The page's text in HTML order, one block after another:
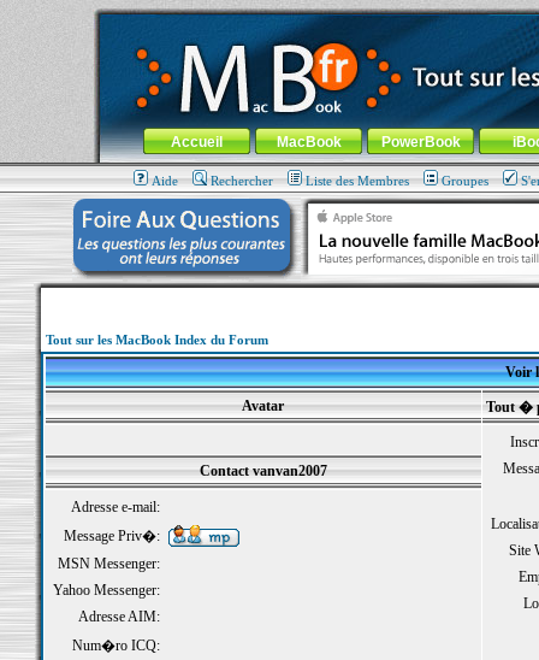
MacBook-fr.com : 100% Apple... 100% nomade !
Aller au contenu-Aller au menu général-Aller au menu de
Menu général
Accueil MacBook PowerBook
Aide Rechercher Liste des Membres Groupes
Tout sur les MacBook Index du Forum
Voir
Avatar
Tout �
Site
Contact vanvan2007
Adresse e-mail:
Message Priv�:
MSN Messenger:
Yahoo Messenger:
Adresse AIM:
Num�ro ICQ: